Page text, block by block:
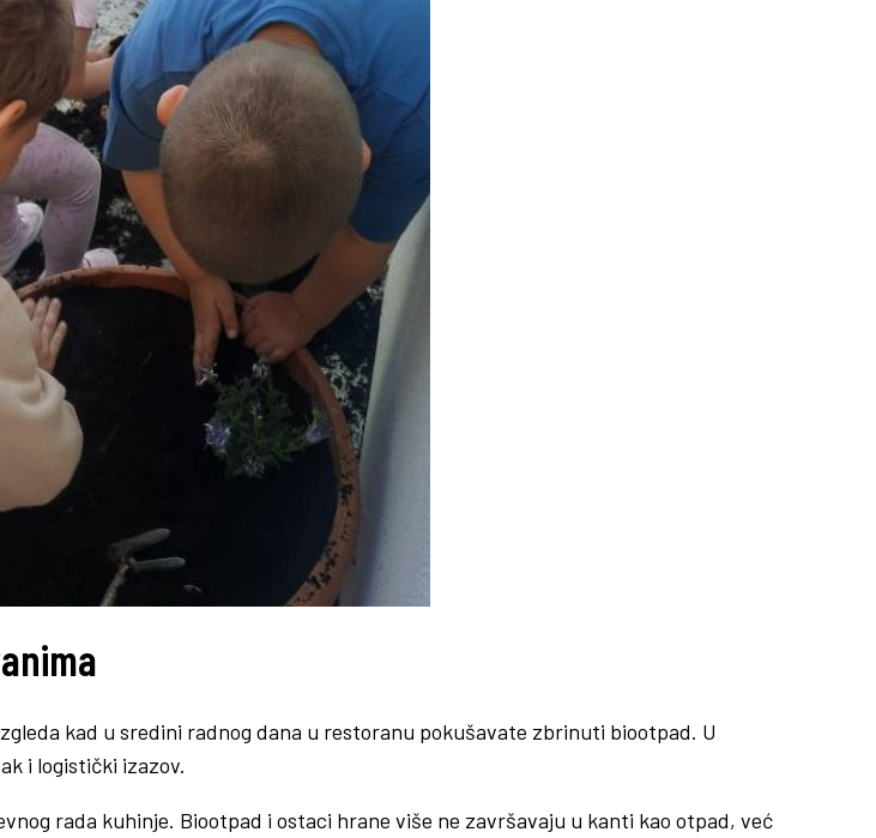
kad u sredini radnog dana u restoranu pokušavate zbrinuti biootpad. U
i logistički izazov.
rada kuhinje. Biootpad i ostaci hrane više ne završavaju u kanti kao otpad, već